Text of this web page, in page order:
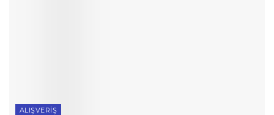
ALIŞVERIŞ